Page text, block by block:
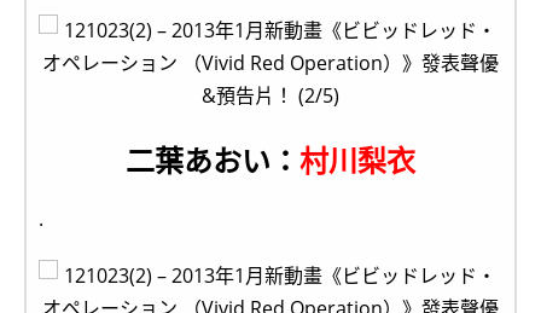
二葉あおい： 村川梨衣
.